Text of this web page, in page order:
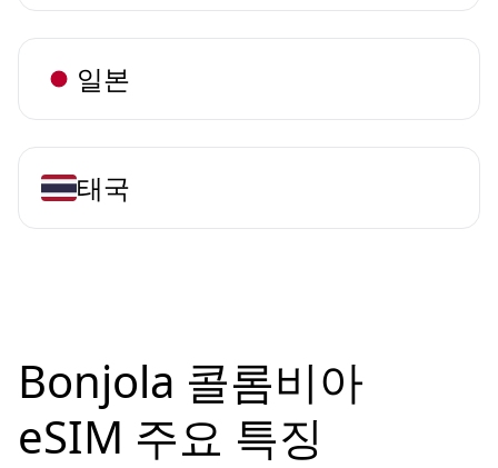
일본
태국
Bonjola 콜롬비아
eSIM 주요 특징